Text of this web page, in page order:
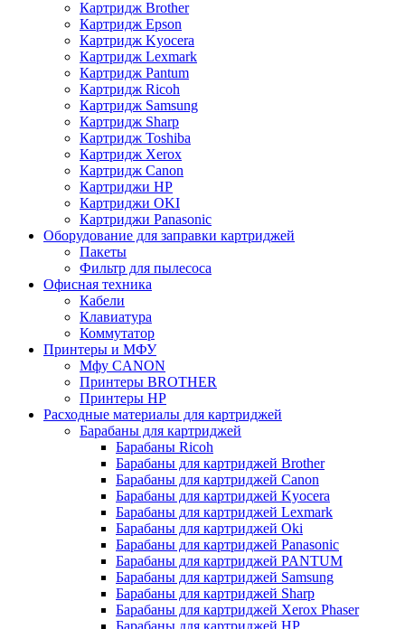
Картридж Brother
Картридж Epson
Картридж Kyocera
Картридж Lexmark
Картридж Pantum
Картридж Ricoh
Картридж Samsung
Картридж Sharp
Картридж Toshiba
Картридж Xerox
Картридж Сanon
Картриджи HP
Картриджи OKI
Картриджи Panasonic
Оборудование для заправки картриджей
Пакеты
Фильтр для пылесоса
Офисная техника
Кабели
Клавиатура
Коммутатор
Принтеры и МФУ
Мфу CANON
Принтеры BROTHER
Принтеры HP
Расходные материалы для картриджей
Барабаны для картриджей
Барабаны Ricoh
Барабаны для картриджей Brother
Барабаны для картриджей Canon
Барабаны для картриджей Kyocera
Барабаны для картриджей Lexmark
Барабаны для картриджей Oki
Барабаны для картриджей Panasonic
Барабаны для картриджей PANTUM
Барабаны для картриджей Samsung
Барабаны для картриджей Sharp
Барабаны для картриджей Xerox Phaser